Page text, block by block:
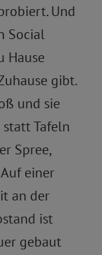
Und
Social
Hause
gibt.
und sie
Tafeln
Spree,
einer
an der
ist
gebaut